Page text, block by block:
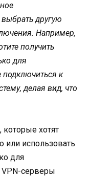
другую
Например,
получить
для
к
делая вид, что
хотят
или использовать
для
VPN-серверы